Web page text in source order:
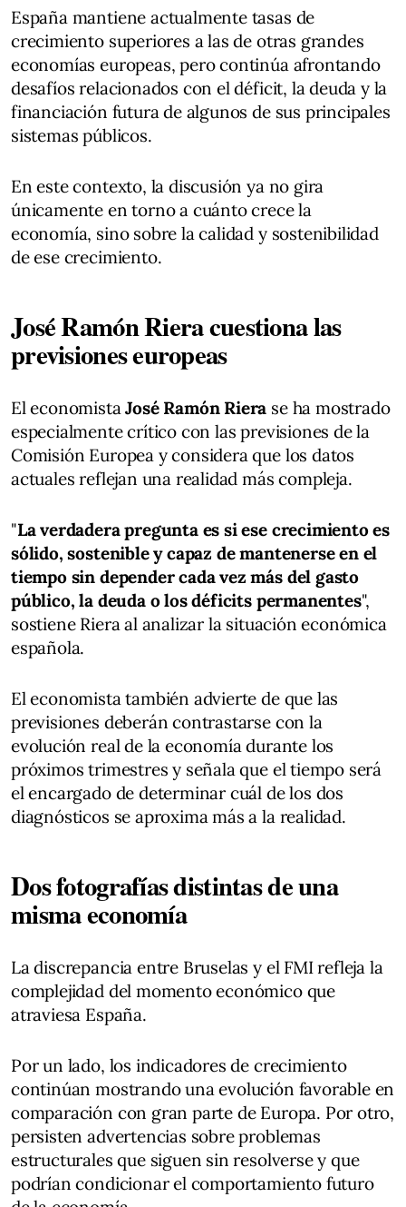
España mantiene actualmente tasas de
crecimiento superiores a las de otras grandes
economías europeas, pero continúa afrontando
desafíos relacionados con el déficit, la deuda y la
financiación futura de algunos de sus principales
sistemas públicos.
En este contexto, la discusión ya no gira
únicamente en torno a cuánto crece la
economía, sino sobre la calidad y sostenibilidad
de ese crecimiento.
José Ramón Riera cuestiona las
previsiones europeas
El economistaJosé Ramón Riera se ha mostrado
especialmente crítico con las previsiones de la
Comisión Europea y considera que los datos
actuales reflejan una realidad más compleja.
"La verdadera pregunta es si ese crecimiento es
sólido, sostenible y capaz de mantenerse en el
tiempo sin depender cada vez más del gasto
público, la deuda o los déficits permanentes",
sostiene Riera al analizar la situación económica
española.
El economista también advierte de que las
previsiones deberán contrastarse con la
evolución real de la economía durante los
próximos trimestres y señala que el tiempo será
el encargado de determinar cuál de los dos
diagnósticos se aproxima más a la realidad.
Dos fotografías distintas de una
misma economía
La discrepancia entre Bruselas y el FMI refleja la
complejidad del momento económico que
atraviesa España.
Por un lado, los indicadores de crecimiento
continúan mostrando una evolución favorable en
comparación con gran parte de Europa. Por otro,
persisten advertencias sobre problemas
estructurales que siguen sin resolverse y que
podrían condicionar el comportamiento futuro